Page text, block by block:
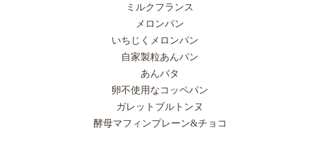
ミルクフランス
メロンパン
いちじくメロンパン
自家製粒あんパン
あんバタ
卵不使用なコッペパン
ガレットブルトンヌ
酵母マフィンプレーン&チョコ